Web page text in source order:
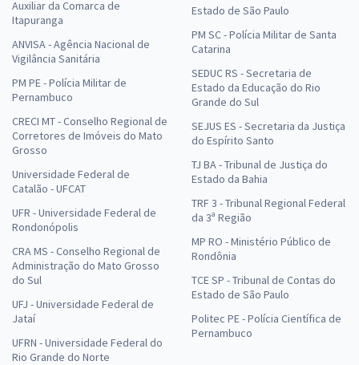
Auxiliar da Comarca de
Itapuranga
ANVISA - Agência Nacional de
Vigilância Sanitária
PM PE - Polícia Militar de
Pernambuco
CRECI MT - Conselho Regional de
Corretores de Imóveis do Mato
Grosso
Universidade Federal de
Catalão - UFCAT
UFR - Universidade Federal de
Rondonópolis
CRA MS - Conselho Regional de
Administração do Mato Grosso
do Sul
UFJ - Universidade Federal de
Jataí
UFRN - Universidade Federal do
Rio Grande do Norte
Estado de São Paulo
PM SC - Polícia Militar de Santa
Catarina
SEDUC RS - Secretaria de
Estado da Educação do Rio
Grande do Sul
SEJUS ES - Secretaria da Justiça
do Espírito Santo
TJ BA - Tribunal de Justiça do
Estado da Bahia
TRF 3 - Tribunal Regional Federal
da 3ª Região
MP RO - Ministério Público de
Rondônia
TCE SP - Tribunal de Contas do
Estado de São Paulo
Politec PE - Polícia Científica de
Pernambuco